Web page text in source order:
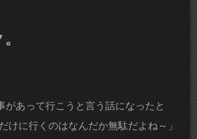
があって行こうと言う話になったと
けに行くのはなんだか無駄だよね～」